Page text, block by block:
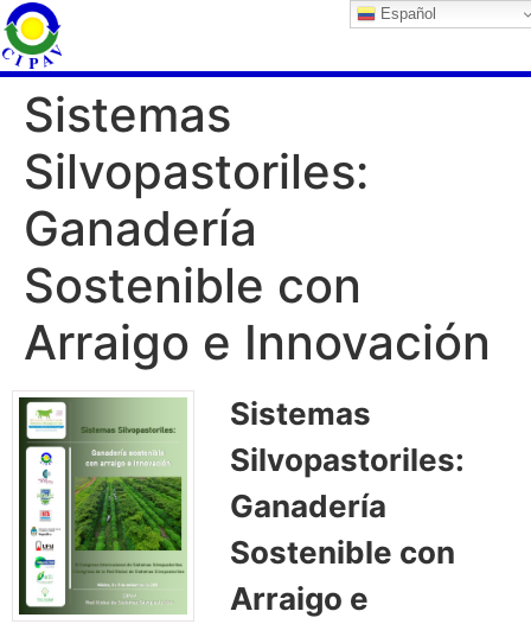
Sistemas
Silvopastoriles:
Ganadería
Sostenible con
Arraigo e Innovación
Sistemas
Silvopastoriles:
Ganadería
Sostenible con
Arraigo e
Español